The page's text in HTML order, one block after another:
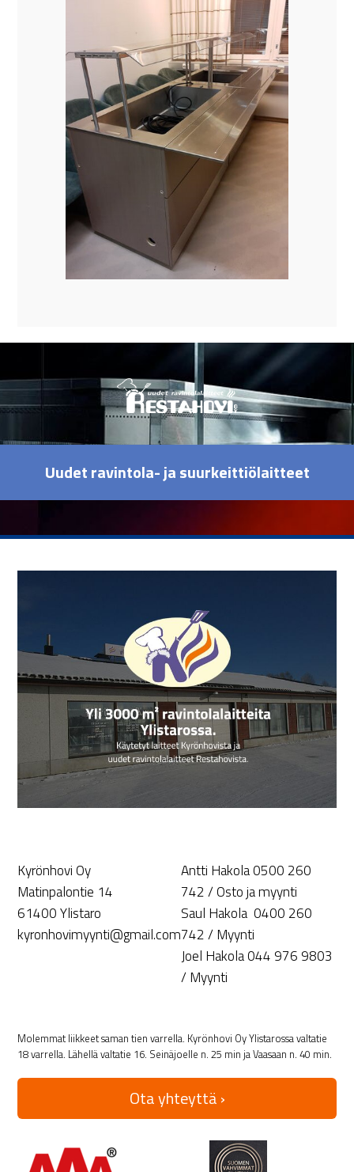
Uudet ravintola- ja suurkeittiölaitteet
Kyrönhovi Oy
Matinpalontie 14
61400 Ylistaro
kyronhovimyynti@gmail.com
Antti Hakola 0500 260
742 / Osto ja myynti
Saul Hakola 0400 260
742 / Myynti
Joel Hakola 044 976 9803
/ Myynti
Molemmat liikkeet saman tien varrella. Kyrönhovi Oy Ylistarossa valtatie
18 varrella. Lähellä valtatie 16. Seinäjoelle n. 25 min ja Vaasaan n. 40 min.
Ota yhteyttä ›